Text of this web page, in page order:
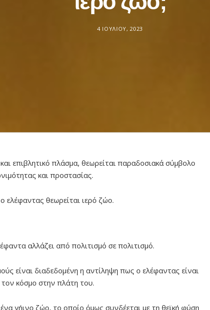
4 ΙΟΥΛΊΟΥ, 2023
επιβλητικό πλάσμα, θεωρείται παραδοσιακά σύμβολο
και προστασίας.
ελέφαντας θεωρείται ιερό ζώο.
αλλάζει από πολιτισμό σε πολιτισμό.
είναι διαδεδομένη η αντίληψη πως ο ελέφαντας είναι
κόσμο στην πλάτη του.
γήινο ζώο, το οποίο όμως συνδέεται με τη θεϊκή φύση